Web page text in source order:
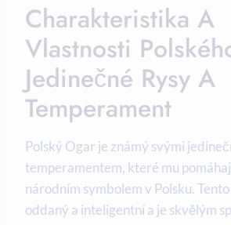
Charakteristika A
Vlastnosti
Jedinečné Rysy A
Temperament
Polský Ogar je známý svými
temperamentem, které mu
národním symbolem v Polsku.
oddaný a inteligentní a je skvělým